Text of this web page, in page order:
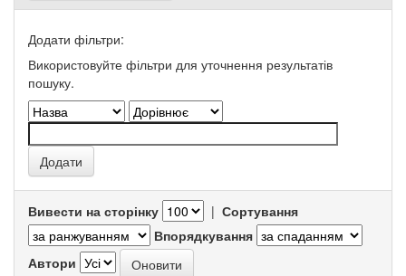
Додати фільтри:
Використовуйте фільтри для уточнення результатів
пошуку.
Вивести на сторінку | Сортування
Впорядкування
Автори